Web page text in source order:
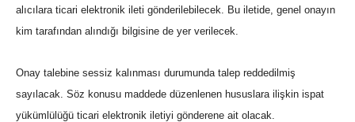
alıcılara ticari elektronik ileti gönderilebilecek. Bu iletide, genel onayın
kim tarafından alındığı bilgisine de yer verilecek.
Onay talebine sessiz kalınması durumunda talep reddedilmiş
sayılacak. Söz konusu maddede düzenlenen hususlara ilişkin ispat
yükümlülüğü ticari elektronik iletiyi gönderene ait olacak.